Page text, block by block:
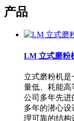
产品
LM 立式磨粉
立式磨粉机
量低、耗能高
公司多年先进
多年的潜心
理可靠的结构